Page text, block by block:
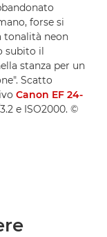
forse si
tonalità neon
subito il
stanza per un
Scatto
Canon EF 24-
e ISO2000. ©